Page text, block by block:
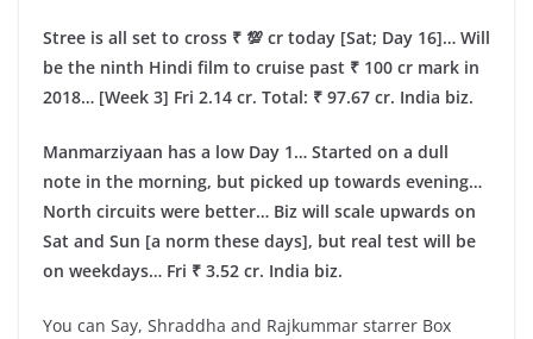
Stree is all set to cross ₹ 💯 cr today [Sat; Day 16]… Will
be the ninth Hindi film to cruise past ₹ 100 cr mark in
2018… [Week 3] Fri 2.14 cr. Total: ₹ 97.67 cr. India biz.
Manmarziyaan has a low Day 1… Started on a dull
note in the morning, but picked up towards evening…
North circuits were better… Biz will scale upwards on
Sat and Sun [a norm these days], but real test will be
on weekdays… Fri ₹ 3.52 cr. India biz.
You can Say, Shraddha and Rajkummar starrer Box